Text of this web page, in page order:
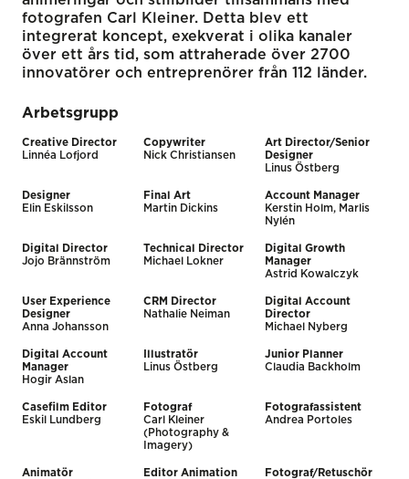
fotografen Carl Kleiner. Detta blev ett
integrerat koncept, exekverat i olika kanaler
över ett års tid, som attraherade över 2700
innovatörer och entreprenörer från 112 länder.
Arbetsgrupp
Creative Director
Linnéa Lofjord
Copywriter
Nick Christiansen
Art Director/Senior
Designer
Linus Östberg
Designer
Elin Eskilsson
Final Art
Martin Dickins
Account Manager
Kerstin Holm, Marlis
Nylén
Digital Director
Jojo Brännström
Technical Director
Michael Lokner
Digital Growth
Manager
Astrid Kowalczyk
User Experience
Designer
Anna Johansson
CRM Director
Nathalie Neiman
Digital Account
Director
Michael Nyberg
Digital Account
Manager
Hogir Aslan
Illustratör
Linus Östberg
Junior Planner
Claudia Backholm
Casefilm Editor
Eskil Lundberg
Fotograf
Carl Kleiner
(Photography &
Imagery)
Fotografassistent
Andrea Portoles
Animatör
Editor Animation
Fotograf/Retuschör